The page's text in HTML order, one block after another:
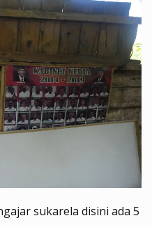
sukarela disini ada 5